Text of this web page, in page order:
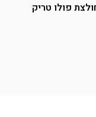
פולו טריקו